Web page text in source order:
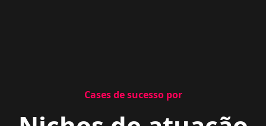
Cases de sucesso por